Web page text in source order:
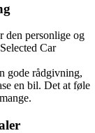
den personlige og
Car
gode rådgivning,
en bil. Det at føle